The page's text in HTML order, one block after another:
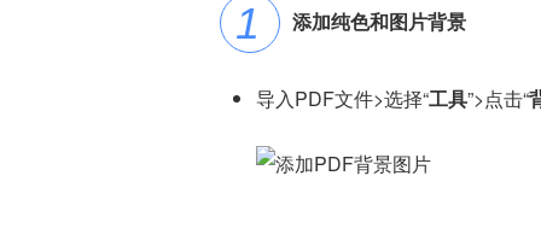
添加纯色和图片背景
导入PDF文件>选择“工具”>点击“